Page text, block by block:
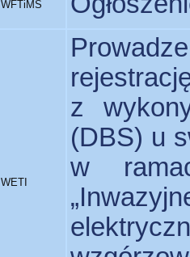
WFTiMS
WETI
z
(DBS) u
w